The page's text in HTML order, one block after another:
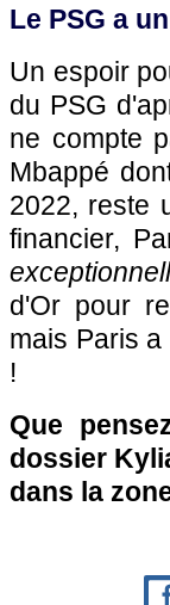
Le PSG a
Un espoir
du PSG
ne compte
Mbappé
2022, reste
financier,
d'Or pour
mais Paris
!
Que
dossier
dans la